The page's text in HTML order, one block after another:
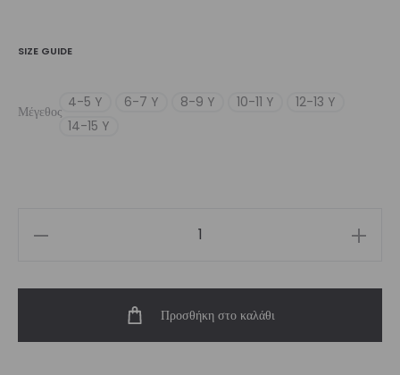
SIZE GUIDE
Μέγεθος
4-5 Y 6-7 Y 8-9 Y 10-11 Y
12-13 Y
14-15 Y
|
Προσθήκη στο καλάθι